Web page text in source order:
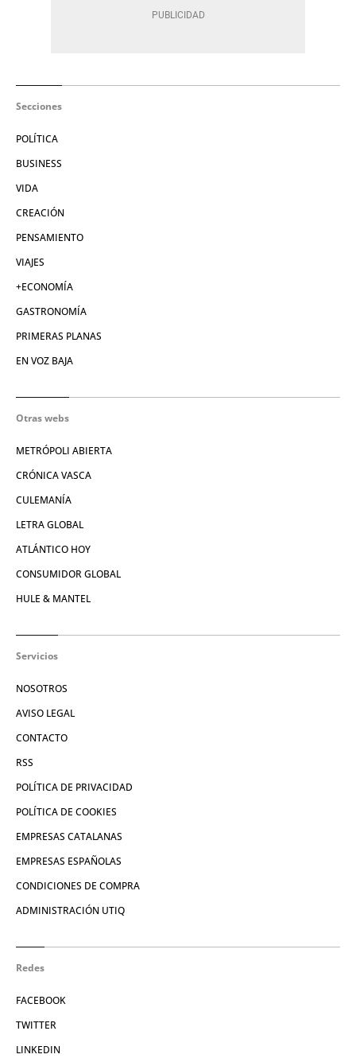
Secciones
POLÍTICA
BUSINESS
VIDA
CREACIÓN
PENSAMIENTO
VIAJES
+ECONOMÍA
GASTRONOMÍA
PRIMERAS PLANAS
EN VOZ BAJA
Otras webs
METRÓPOLI ABIERTA
CRÓNICA VASCA
CULEMANÍA
LETRA GLOBAL
ATLÁNTICO HOY
CONSUMIDOR GLOBAL
HULE & MANTEL
Servicios
NOSOTROS
AVISO LEGAL
CONTACTO
RSS
POLÍTICA DE PRIVACIDAD
POLÍTICA DE COOKIES
EMPRESAS CATALANAS
EMPRESAS ESPAÑOLAS
CONDICIONES DE COMPRA
ADMINISTRACIÓN UTIQ
Redes
FACEBOOK
TWITTER
LINKEDIN